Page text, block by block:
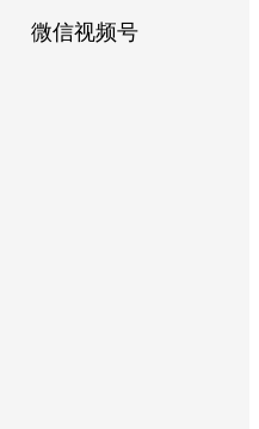
微信视频号